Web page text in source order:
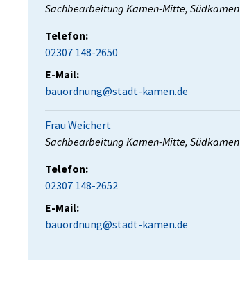
Position:
Sachbearbeitung Kamen-Mitte, Südkamen
Telefon:
02307 148-2650
E-Mail:
bauordnung@stadt-kamen.de
Frau Weichert
Position:
Sachbearbeitung Kamen-Mitte, Südkamen
Telefon:
02307 148-2652
E-Mail:
bauordnung@stadt-kamen.de